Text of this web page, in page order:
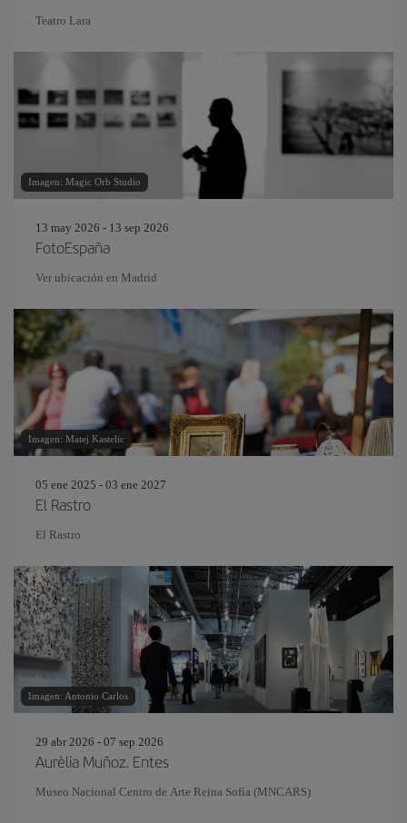
Teatro Lara
Imagen: Magic Orb Studio
13 may 2026 - 13 sep 2026
FotoEspaña
Ver ubicación en Madrid
Imagen: Matej Kastelic
05 ene 2025 - 03 ene 2027
El Rastro
El Rastro
Imagen: Antonio Carlos
29 abr 2026 - 07 sep 2026
Aurèlia Muñoz. Entes
Museo Nacional Centro de Arte Reina Sofía (MNCARS)